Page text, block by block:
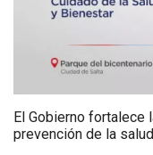
El Gobierno
prevención de la